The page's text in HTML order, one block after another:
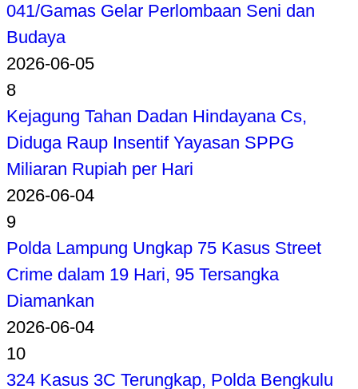
041/Gamas Gelar Perlombaan Seni dan
Budaya
2026-06-05
8
Kejagung Tahan Dadan Hindayana Cs,
Diduga Raup Insentif Yayasan SPPG
Miliaran Rupiah per Hari
2026-06-04
9
Polda Lampung Ungkap 75 Kasus Street
Crime dalam 19 Hari, 95 Tersangka
Diamankan
2026-06-04
10
324 Kasus 3C Terungkap, Polda Bengkulu